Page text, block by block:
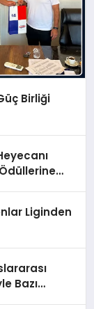
Birliği
Liginden
Bazı